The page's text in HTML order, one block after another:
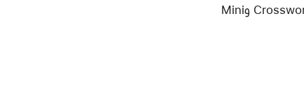
تمنحك لوحة النتائج في News+ Puzzles إمكانية الوصول إلى بيانات اللاعب الجديد للعبة Crossword وMini